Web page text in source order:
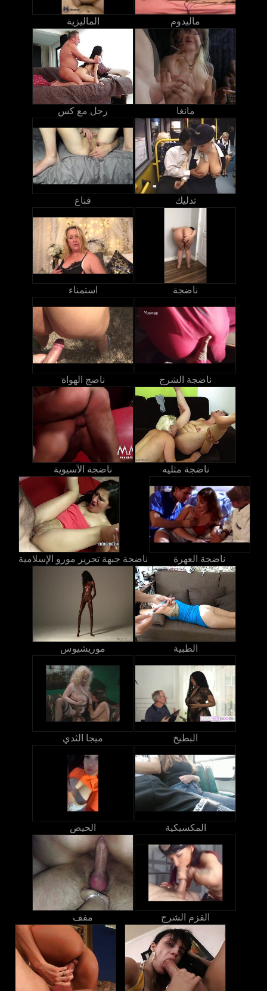
الماليزية ماليدوم
رجل مع كس مانغا
قناع تدليك
استمناء ناضجة
ناضج الهواة ناضجة الشرج
ناضجة الآسيوية ناضجة مثليه
ناضجة جبهة تحرير مورو الإسلامية ناضجة العهرة
موريشيوس الطبية
ميجا الثدي البطيخ
الحيض المكسيكية
مفف القزم الشرج